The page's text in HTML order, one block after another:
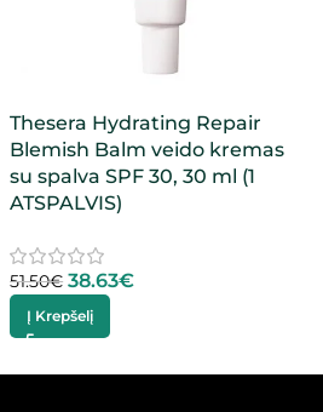
Thesera Hydrating Repair
Blemish Balm veido kremas
su spalva SPF 30, 30 ml (1
ATSPALVIS)
51.50€ 38.63€
Į Krepšelį